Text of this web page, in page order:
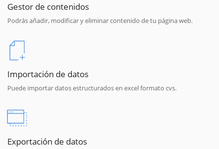
Gestor de contenidos
Podrás añadir, modificar y eliminar contenido de tu página web.
Importación de datos
Puede importar datos estructurados en excel formato cvs.
Exportación de datos